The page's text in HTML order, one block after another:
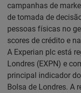
campanhas de
de tomada de
pessoas físicas no
scores de crédito e
A Experian plc está
Londres (EXPN) e
principal indicador
Bolsa de Londres. A